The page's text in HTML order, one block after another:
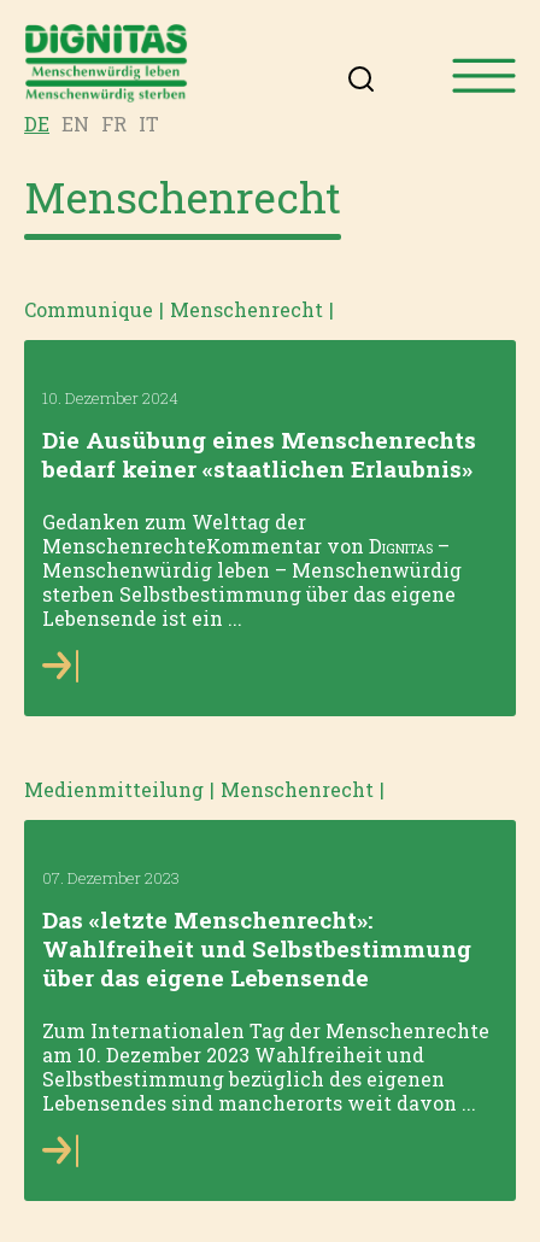
DE EN FR IT
Menschenrecht
Communique | Menschenrecht |
10. Dezember 2024
Die Ausübung eines Menschenrechts
bedarf keiner «staatlichen Erlaubnis»
Gedanken zum Welttag der
MenschenrechteKommentar von Dignitas–
Menschenwürdig leben – Menschenwürdig
sterben Selbstbestimmung über das eigene
Lebensende ist ein ...
Medienmitteilung | Menschenrecht |
07. Dezember 2023
Das «letzte Menschenrecht»:
Wahlfreiheit und Selbstbestimmung
über das eigene Lebensende
Zum Internationalen Tag der Menschenrechte
am 10. Dezember 2023 Wahlfreiheit und
Selbstbestimmung bezüglich des eigenen
Lebensendes sind mancherorts weit davon ...